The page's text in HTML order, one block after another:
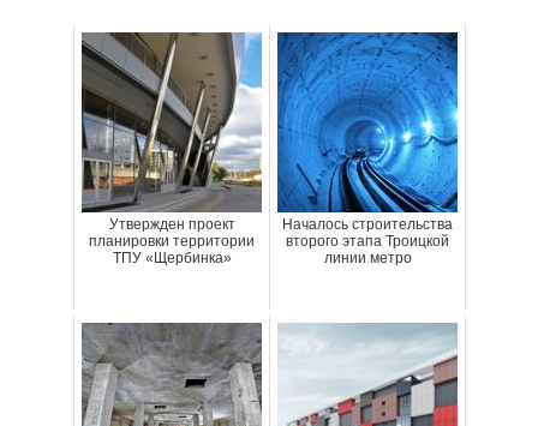
Утвержден проект
планировки территории
ТПУ «Щербинка»
Началось строительства
второго этапа Троицкой
линии метро